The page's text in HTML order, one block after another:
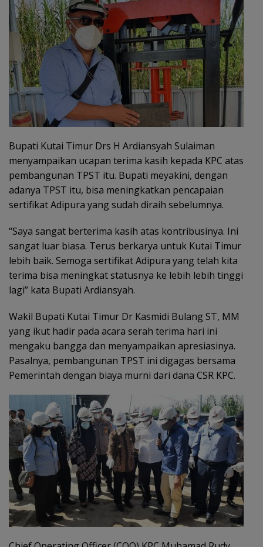
Bupati Kutai Timur Drs H Ardiansyah Sulaiman
menyampaikan ucapan terima kasih kepada KPC atas
pembangunan TPST itu. Bupati meyakini, dengan
adanya TPST itu, bisa meningkatkan pencapaian
sertifikat Adipura yang sudah diraih sebelumnya.
“Saya sangat berterima kasih atas kontribusinya. Ini
sangat luar biasa. Terus berkarya untuk Kutai Timur
lebih baik. Semoga sertifikat Adipura yang telah kita
terima bisa meningkat statusnya ke lebih lebih tinggi
lagi” kata Bupati Ardiansyah.
Wakil Bupati Kutai Timur Dr Kasmidi Bulang ST, MM
yang ikut hadir pada acara serah terima hari ini
mengaku bangga dan menyampaikan apresiasinya.
Pasalnya, pembangunan TPST ini digagas bersama
Pemerintah dengan biaya murni dari dana CSR KPC.